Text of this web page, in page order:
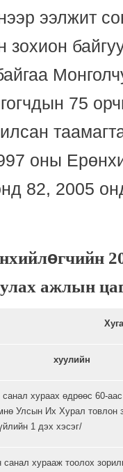
ээлжит
зохион
75
оны
82, 2005
нхийлөгчийн
ажлын
хуулийн
санал хураах өдрөөс 60-
Улсын Их Хурал товлон
1 дэх хэсэг/
санал хурааж тоолох